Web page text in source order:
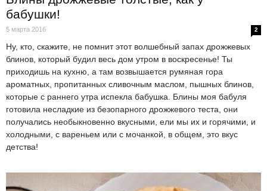
бабушки!
5 марта 2016 2
Ну, кто, скажите, не помнит этот волшебный запах дрожжевых
блинов, который будил весь дом утром в воскресенье! Ты
приходишь на кухню, а там возвышается румяная гора
ароматных, пропитанных сливочным маслом, пышных блинов,
которые с раннего утра испекла бабушка. Блины моя бабуля
готовила несладкие из безопарного дрожжевого теста, они
получались необыкновенно вкусными, ели мы их и горячими, и
холодными, с вареньем или с мочанкой, в общем, это вкус
детства!